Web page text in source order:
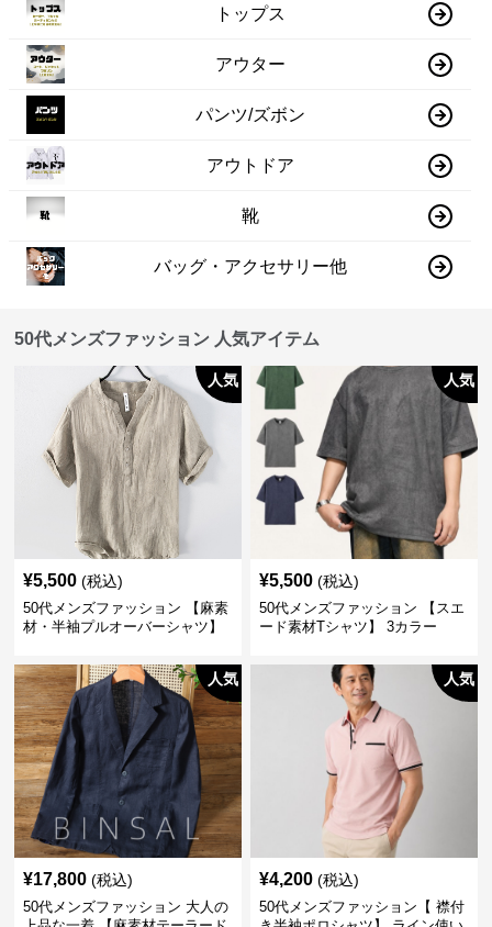
トップス
アウター
パンツ/ズボン
アウトドア
靴
バッグ・アクセサリー他
50代メンズファッション 人気アイテム
人気
¥5,500 (税込)
50代メンズファッション 【麻素
材・半袖プルオーバーシャツ】
人気
¥5,500 (税込)
50代メンズファッション 【スエ
ード素材Tシャツ】 3カラー
人気
¥17,800 (税込)
50代メンズファッション 大人の
人気
¥4,200 (税込)
50代メンズファッション【 襟付